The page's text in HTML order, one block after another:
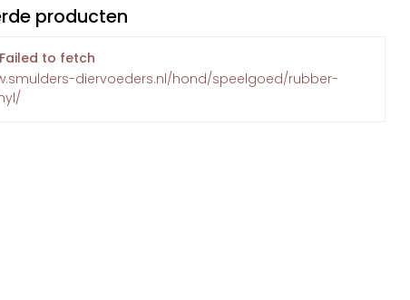
producten
to fetch
diervoeders.nl/hond/speelgoed/rubber-